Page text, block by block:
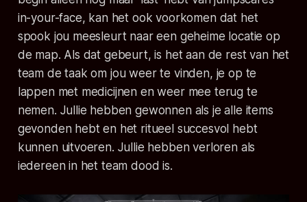
in-your-face, kan het ook voorkomen dat het
spook jou meesleurt naar een geheime locatie op
de map. Als dat gebeurt, is het aan de rest van het
team de taak om jou weer te vinden, je op te
lappen met medicijnen en weer mee terug te
nemen. Jullie hebben gewonnen als je alle items
gevonden hebt en het ritueel succesvol hebt
kunnen uitvoeren. Jullie hebben verloren als
iedereen in het team dood is.